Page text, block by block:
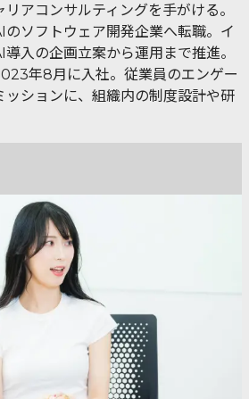
アコンサルティングを手がける。
のソフトウェア開発企業へ転職。イ
入の企画立案から運用まで推進。
年8月に入社。従業員のエンゲー
ッションに、組織内の制度設計や研